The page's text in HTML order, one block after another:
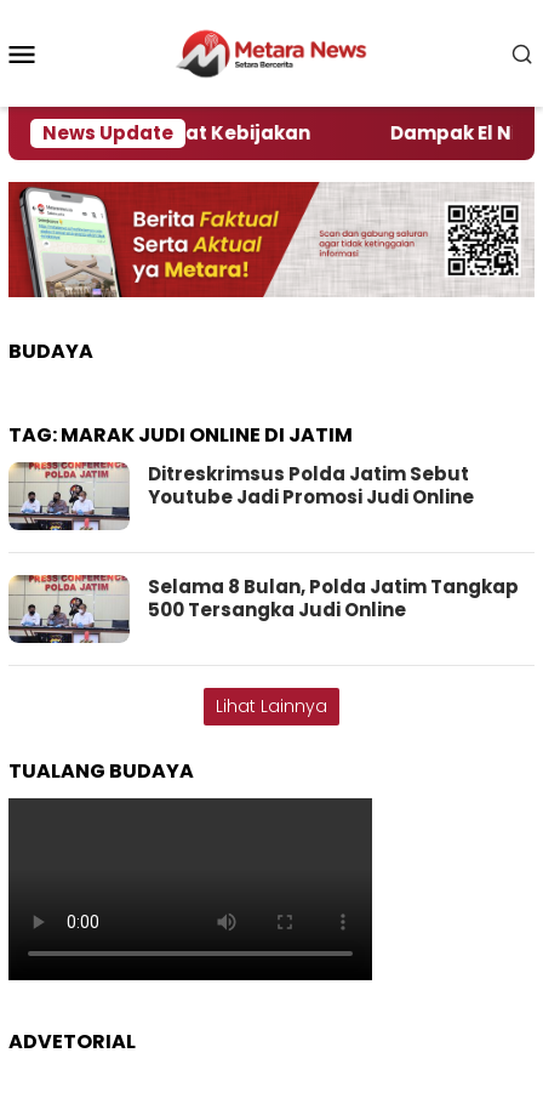
konten
News Update
Pengamat Kebijakan Dampak El Nino,
BUDAYA
TAG:MARAK JUDI ONLINE DI JATIM
Ditreskrimsus Polda Jatim Sebut
Youtube Jadi Promosi Judi Online
Selama 8 Bulan, Polda Jatim Tangkap
500 Tersangka Judi Online
Lihat Lainnya
TUALANG BUDAYA
ADVETORIAL